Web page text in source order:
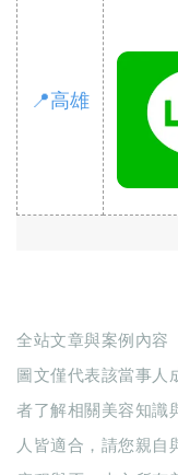
📍高雄
全站文章與案例內容
圖文僅代表該當事人
者了解相關美容知識
人皆適合，請您親